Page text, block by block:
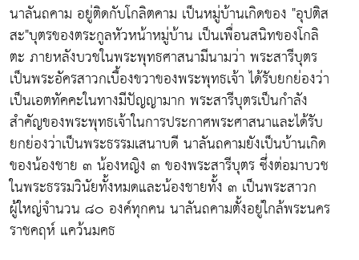
นาลันถคาม อยู่ติดกับโกลิตคาม เป็นหมู่บ้านเกิดของ "อุปติส
สะ"บุตรของตระกูลหัวหน้าหมู่บ้าน เป็นเพื่อนสนิทของโกลิ
ตะ ภายหลังบวชในพระพุทธศาสนามีนามว่า พระสารีบุตร
เป็นพระอัครสาวกเบื้องขวาของพระพุทธเจ้า ได้รับยกย่องว่า
เป็นเอตทัคคะในทางมีปัญญามาก พระสารีบุตรเป็นกำลัง
สำคัญของพระพุทธเจ้าในการประกาศพระศาสนาและได้รับ
ยกย่องว่าเป็นพระธรรมเสนาบดี นาลันถคามยังเป็นบ้านเกิด
ของน้องชาย ๓ น้องหญิง ๓ ของพระสารีบุตร ซึ่งต่อมาบวช
ในพระธรรมวินัยทั้งหมดและน้องชายทั้ง ๓ เป็นพระสาวก
ผู้ใหญ่จำนวน ๘๐ องค์ทุกคน นาลันถคามตั้งอยู่ใกล้พระนคร
ราชคฤห์ แคว้นมคธ